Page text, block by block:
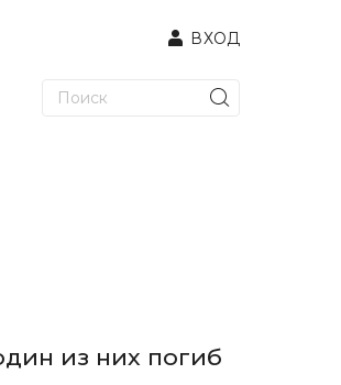
ВХОД
из них погиб